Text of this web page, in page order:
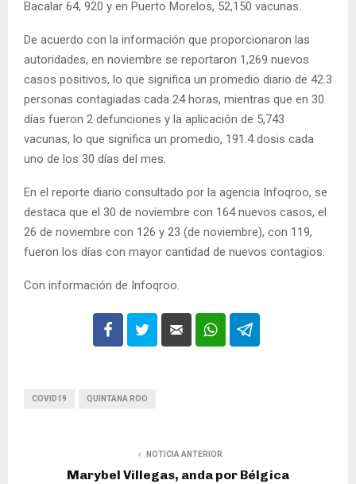
Bacalar 64, 920 y en Puerto Morelos, 52,150 vacunas.
De acuerdo con la información que proporcionaron las
autoridades, en noviembre se reportaron 1,269 nuevos
casos positivos, lo que significa un promedio diario de 42.3
personas contagiadas cada 24 horas, mientras que en 30
días fueron 2 defunciones y la aplicación de 5,743
vacunas, lo que significa un promedio, 191.4 dosis cada
uno de los 30 días del mes.
En el reporte diario consultado por la agencia Infoqroo, se
destaca que el 30 de noviembre con 164 nuevos casos, el
26 de noviembre con 126 y 23 (de noviembre), con 119,
fueron los días con mayor cantidad de nuevos contagios.
Con información de Infoqroo.
COVID19 QUINTANA ROO
NOTICIA ANTERIOR
Marybel Villegas, anda por Bélgica